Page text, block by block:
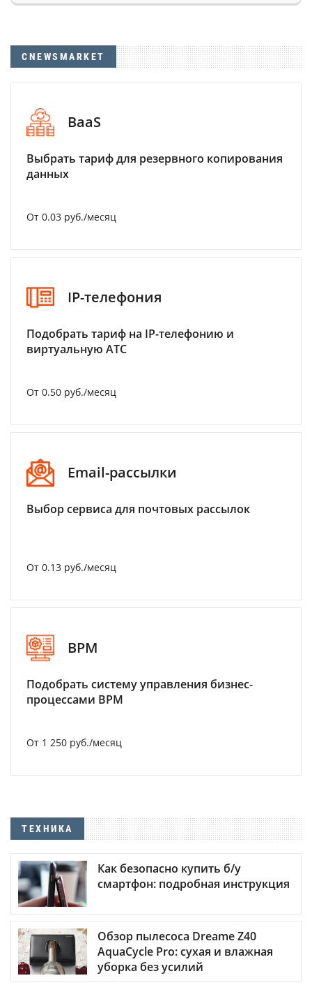
CNEWSMARKET
BaaS
Выбрать тариф для резервного копирования
данных
От 0.03 руб./месяц
IP-телефония
Подобрать тариф на IP-телефонию и
виртуальную АТС
От 0.50 руб./месяц
Email-рассылки
Выбор сервиса для почтовых рассылок
От 0.13 руб./месяц
BPM
Подобрать систему управления бизнес-
процессами BPM
От 1 250 руб./месяц
ТЕХНИКА
Как безопасно купить б/у
смартфон: подробная инструкция
Обзор пылесоса Dreame Z40
AquaCycle Pro: сухая и влажная
уборка без усилий